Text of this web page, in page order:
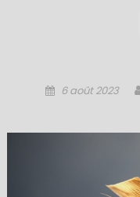
Posted
6 août 2023